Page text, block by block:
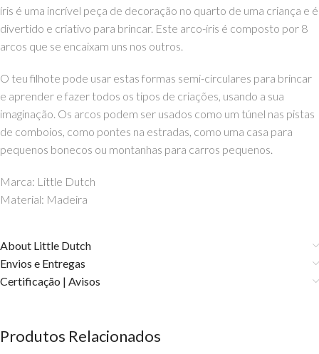
íris é uma incrível peça de decoração no quarto de uma criança e é
divertido e criativo para brincar. Este arco-íris é composto por 8
arcos que se encaixam uns nos outros.
O teu filhote pode usar estas formas semi-circulares para brincar
e aprender e fazer todos os tipos de criações, usando a sua
imaginação. Os arcos podem ser usados como um túnel nas pistas
de comboios, como pontes na estradas, como uma casa para
pequenos bonecos ou montanhas para carros pequenos.
Marca: Little Dutch
Material: Madeira
About Little Dutch
Envios e Entregas
Certificação | Avisos
Produtos Relacionados